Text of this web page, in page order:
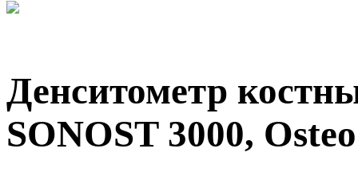
Денситометр
SONOST 3000,